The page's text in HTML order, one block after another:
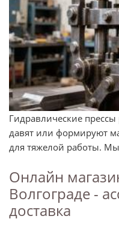
Гидравлические
давят или формируют
для тяжелой работы.
Онлайн
Волгограде -
доставка